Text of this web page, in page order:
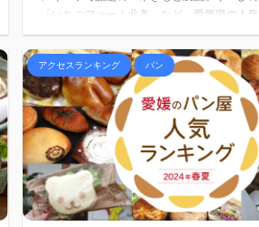
「いちごファーム北条」など、愛媛県の人気
まとめました。料金や営業時間、マップ・
場情報もチェックしてくださいね。
アクセスランキング パン